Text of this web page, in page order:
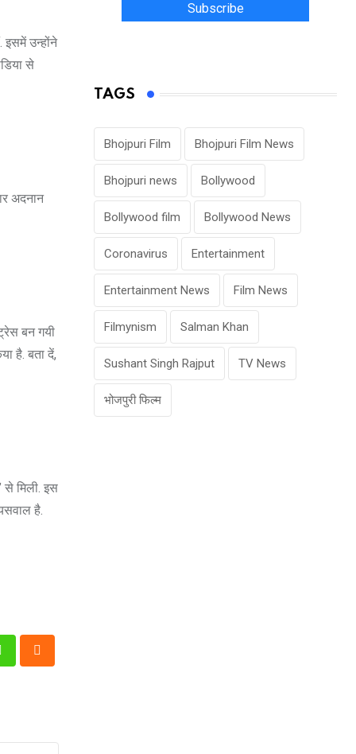
इसमें उन्होंने
से
अदनान
बन गयी
है. बता दें,
से मिली. इस
है.
WhatsappCloud
Subscribe
TAGS
Bhojpuri Film Bhojpuri Film News
Bhojpuri news Bollywood
Bollywood film Bollywood News
Coronavirus Entertainment
Entertainment News Film News
Filmynism Salman Khan
Sushant Singh Rajput TV News
भोजपुरी फिल्म